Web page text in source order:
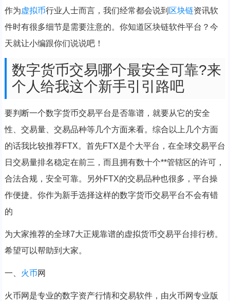
作为虚拟币行业人士而言，我们经常都会说到 区块链资讯软
件时有很多细节是需要注意的。你知道区块链软件平台？今
天就让小编跟你们说说吧！
数字货币交易哪个最安全可靠?来
个人给我这个新手引引路吧
要判断一个数字货币交易平台是否靠谱，就要从它的安全
性、交易量、交易品种等几个方面来看。综合以上几个方面
的话我比较推荐FTX。首先FTX是个大平台，在全球交易平台
日交易量排名稳定在前三，而且拥有数十个**管辖区的许可，
合法合规，安全可靠。另外FTX的交易品种也很多，平台操
作便捷。你作为新手选择这样的数字货币交易平台不会有错
的
为大家推荐的全球7大正规靠谱的虚拟货币交易平台排行榜。
希望可以帮助到大家。
一、 火币网
火币网是专业的数字资产行情和交易软件，由火币网专业版